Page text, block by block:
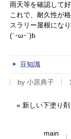
雨天等を確認して
これで、耐久性が
スラリー屋根にな
(`･ω･´)b
豆知識
by 小原典子
« 新しい下塗り
main